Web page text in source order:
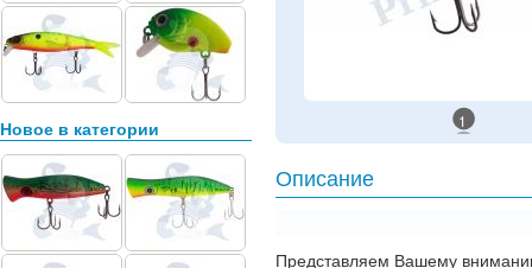
Новое в категории 1
Описание
Представляем Вашему